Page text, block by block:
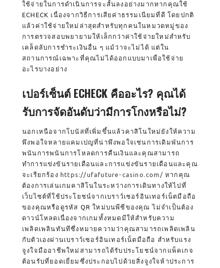
ใช้จ่ายในการดำเนินการจะสั้นลงอย่างมากหากคุณใช้
ECHECK เนื่องจากวิธีการเสียค่าธรรมเนียมที่ดี โดยปกติ
แล้วค่าใช้จ่ายใหม่ล่าสุดสำหรับทุกคนในหมวดหมู่ของ
การตรวจสอบพยายามให้เล็กกว่าค่าใช้จ่ายใหม่สำหรับ
เคล็ดลับการชำระเงินอื่น ๆ แม้ว่าจะไม่ได้ แต่ใน
สถานการณ์เฉพาะที่คุณไม่ได้ออกแบบมาเพื่อใช้จ่าย
อะไรบางอย่าง
เปอร์เซ็นต์ ECHECK คืออะไร? คุณได้
รับการจัดอันดับว่ามีการโกงหรือไม่?
นอกเหนือจากโบนัสที่เพิ่มขึ้นแล้วคาสิโนใหม่ยังให้ความ
พึงพอใจหลายแคมเปญที่น่าพึงพอใจเช่นการเดิมพันการ
พนันการพนันการโหลดการคืนเงินและคุณสามารถ
ทำการแข่งขันรายเดือนและการแข่งขันรายเดือนและคุณ
จะเรียกร้อง https://ufafuture-casino.com/ หากคุณ
ต้องการเล่นเกมคาสิโนในระหว่างการเดินทางให้ไปที่
เว็บไซต์ที่ใช้ประโยชน์จากเบราว์เซอร์อินเทอร์เน็ตมือถือ
ของคุณหรือดูรหัส QR ใหม่บนพีซีของคุณ ไม่จำเป็นต้อง
ดาวน์โหลดเนื่องจากเกมทั้งหมดมีให้สำหรับความ
เพลิดเพลินทันทีซึ่งหมายความว่าคุณสามารถเพลิดเพลิน
กับตัวเองผ่านเบราว์เซอร์อินเทอร์เน็ตมือถือ สำหรับแรง
จูงใจมืออาชีพใหม่สามารถได้รับประโยชน์จากแพ็คเกจ
ต้อนรับที่ยอดเยี่ยมซึ่งประกอบไปด้วยสิ่งจูงใจห้าประการ